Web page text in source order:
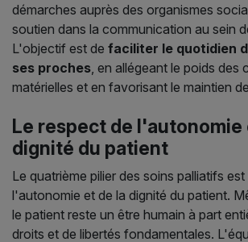
démarches auprès des organismes
soutien dans la communication au sein
L'objectif est de faciliter le quotidien
ses proches , en allégeant le poids des
matérielles et en favorisant le maintien
Le respect de l'autonomie
dignité du patient
Le quatrième pilier des soins palliatifs
l'autonomie et de la dignité du patient.
le patient reste un être humain à part
droits et de libertés fondamentales.